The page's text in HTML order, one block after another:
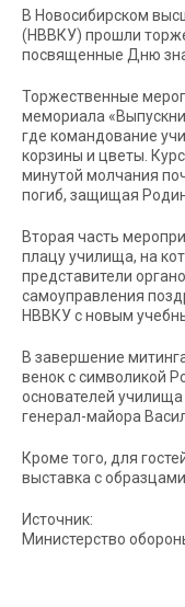
В Новосибирском
(НВВКУ) прошли
посвященные Дню
Торжественные
мемориала
где командование
корзины и цветы.
минутой молчания
погиб, защищая
Вторая часть
плацу училища, на
представители
самоуправления
НВВКУ с новым
В завершение
венок с символикой
основателей
генерал-майора
Кроме того, для
выставка с
Источник:
Министерство